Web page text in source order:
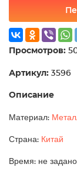
Просмотров:
Артикул: 3596
Описание
Материал:
Страна: Китай
Время: не задано